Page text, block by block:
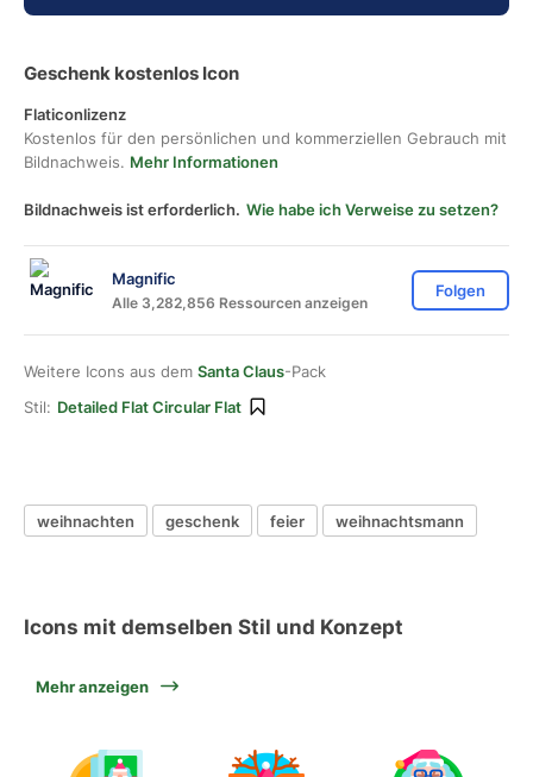
Geschenk kostenlos Icon
Flaticonlizenz
Kostenlos für den persönlichen und kommerziellen Gebrauch mit
Bildnachweis. Mehr Informationen
Bildnachweis ist erforderlich. Wie habe ich Verweise zu setzen?
Magnific
Alle 3,282,856 Ressourcen anzeigen
Folgen
Weitere Icons aus dem Santa Claus-Pack
Stil: Detailed Flat Circular Flat
weihnachten geschenk feier weihnachtsmann
Icons mit demselben Stil und Konzept
Mehr anzeigen